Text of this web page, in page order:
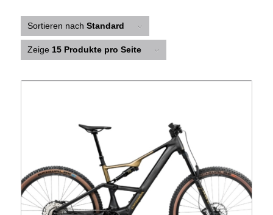
Sortieren nach Standard
Zeige 15 Produkte pro Seite